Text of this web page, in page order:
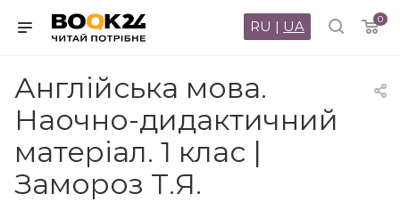
0
RU | UA
Англійська мова.
Наочно-дидактичний
матеріал. 1 клас |
Замороз Т.Я.